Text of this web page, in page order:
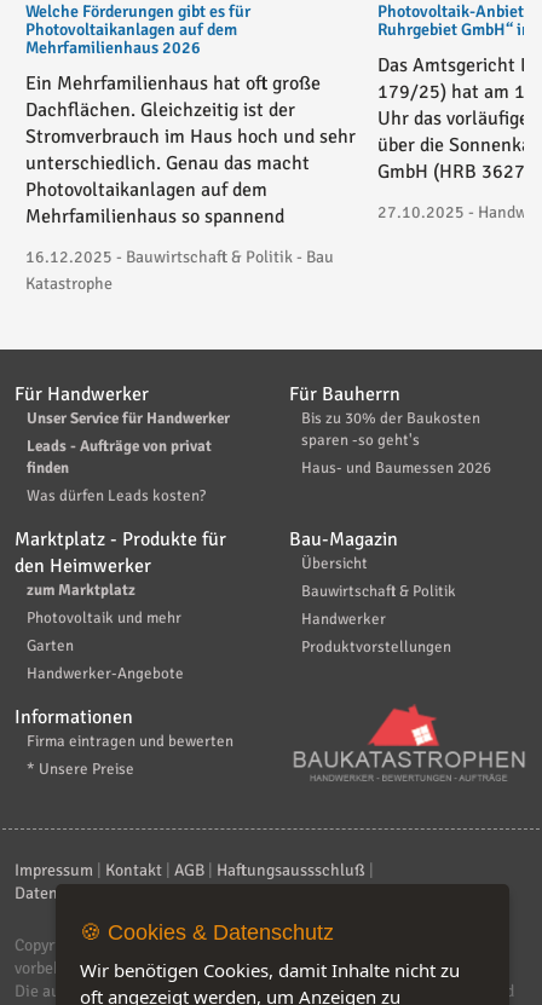
Welche Förderungen gibt es für
Photovoltaikanlagen auf dem
Mehrfamilienhaus 2026
Ein Mehrfamilienhaus hat oft große
Dachflächen. Gleichzeitig ist der
Stromverbrauch im Haus hoch und sehr
unterschiedlich. Genau das macht
Photovoltaikanlagen auf dem
Mehrfamilienhaus so spannend
16.12.2025 - Bauwirtschaft & Politik - Bau
Katastrophe
Photovoltaik-Anbieter
Ruhrgebiet GmbH“ in
Das Amtsgericht
179/25) hat am
Uhr das vorläufige
über die
GmbH (HRB
27.10.2025 -
Für Handwerker
Unser Service für Handwerker
Leads - Aufträge von privat
finden
Was dürfen Leads kosten?
Für Bauherrn
Bis zu 30% der Baukosten
sparen -so geht's
Haus- und Baumessen 2026
Marktplatz - Produkte für
den Heimwerker
zum Marktplatz
Photovoltaik und mehr
Garten
Handwerker-Angebote
Bau-Magazin
Übersicht
Bauwirtschaft & Politik
Handwerker
Produktvorstellungen
Informationen
Firma eintragen und bewerten
* Unsere Preise
Impressum Kontakt AGB Haftungsaussschluß
Datenschutzerklärung
Copyright © 2026ebiz-consult GmbH & Co. KG
vorbehalten.
Die auf dieser Seite verwendeten Produktbezeichnungen, Namen und
🍪 Cookies & Datenschutz
Wir benötigen Cookies, damit Inhalte nicht zu
oft angezeigt werden, um Anzeigen zu